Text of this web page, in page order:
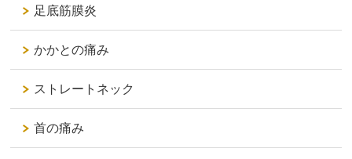
足底筋膜炎
かかとの痛み
ストレートネック
首の痛み